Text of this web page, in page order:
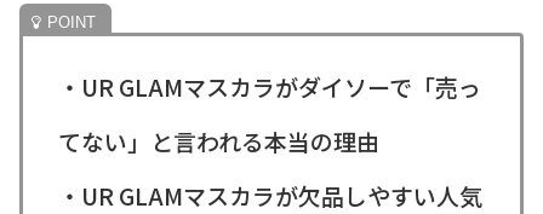
・UR GLAMマスカラがダイソーで「売っ
てない」と言われる本当の理由
・UR GLAMマスカラが欠品しやすい人気